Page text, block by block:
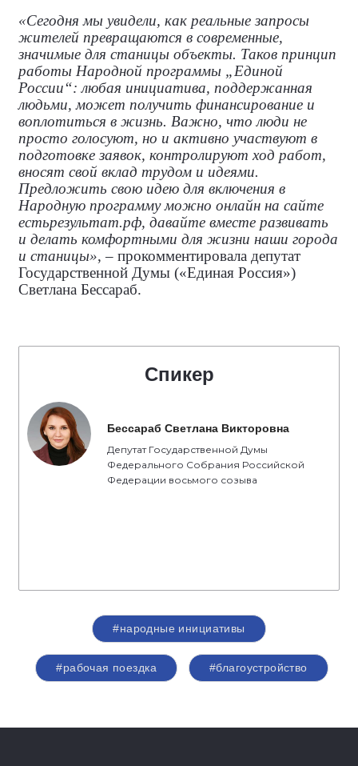
«Сегодня мы увидели, как реальные запросы
жителей превращаются в современные,
значимые для станицы объекты. Таков принцип
работы Народной программы „Единой
России“: любая инициатива, поддержанная
людьми, может получить финансирование и
воплотиться в жизнь. Важно, что люди не
просто голосуют, но и активно участвуют в
подготовке заявок, контролируют ход работ,
вносят свой вклад трудом и идеями.
Предложить свою идею для включения в
Народную программу можно онлайн на сайте
естьрезультат.рф, давайте вместе развивать
и делать комфортными для жизни наши города
и станицы», – прокомментировала депутат
Государственной Думы («Единая Россия»)
Светлана Бессараб.
Спикер
Бессараб Светлана Викторовна
Депутат Государственной Думы
Федерального Собрания Российской
Федерации восьмого созыва
#народные инициативы
#рабочая поездка #благоустройство